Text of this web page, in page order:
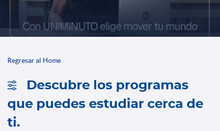
Regresar al Home
Descubre los programas
que puedes estudiar cerca de
ti.